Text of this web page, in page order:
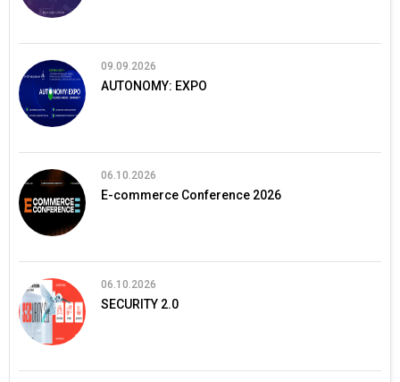
09.09.2026
AUTONOMY: EXPO
06.10.2026
E-commerce Conference 2026
06.10.2026
SECURITY 2.0